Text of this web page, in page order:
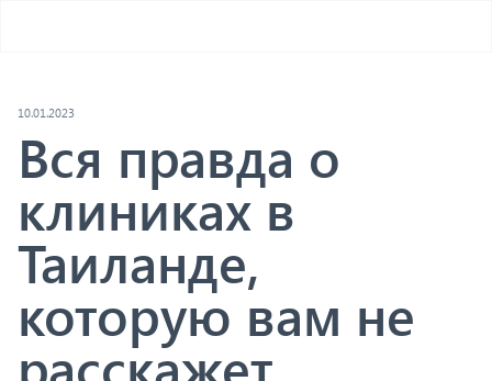
10.01.2023
Вся правда о
клиниках в
Таиланде,
которую вам не
расскажет